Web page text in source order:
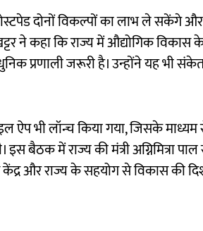
दोनों विकल्पों का लाभ ले सकेंगे
ने कहा कि राज्य में औद्योगिक विकास
प्रणाली जरूरी है। उन्होंने यह भी संकेत
ऐप भी लॉन्च किया गया, जिसके
बैठक में राज्य की मंत्री अग्निमित्रा
और राज्य के सहयोग से विकास की